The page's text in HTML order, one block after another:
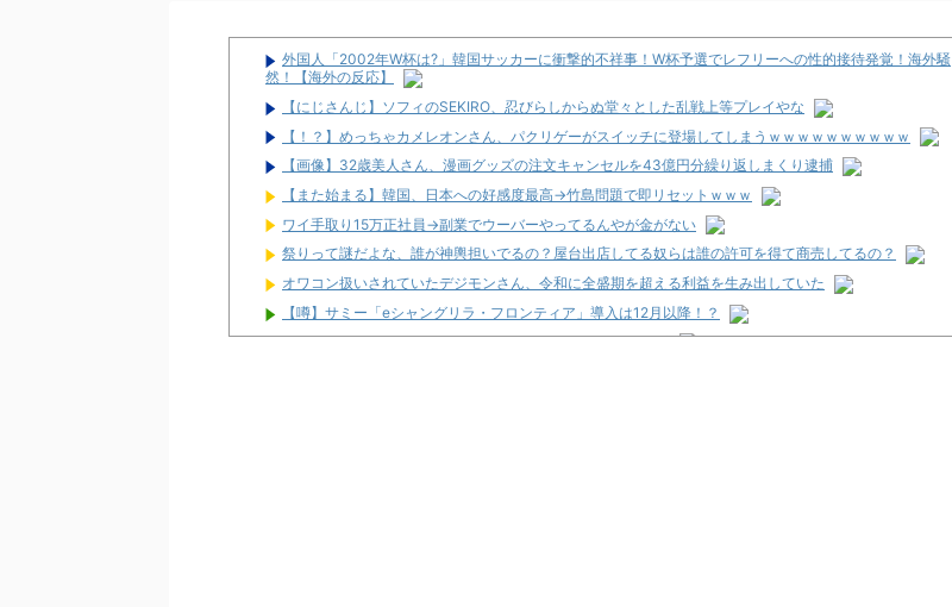
外国人「2002年W杯は?」韓国サッカーに衝撃的不祥事！W杯予選でレフリーへの性的接待発覚！海外騒
然！【海外の反応】
【にじさんじ】ソフィのSEKIRO、忍びらしからぬ堂々とした乱戦上等プレイやな
【！？】めっちゃカメレオンさん、パクリゲーがスイッチに登場してしまうｗｗｗｗｗｗｗｗｗｗ
【画像】32歳美人さん、漫画グッズの注文キャンセルを43億円分繰り返しまくり逮捕
【また始まる】韓国、日本への好感度最高→竹島問題で即リセットｗｗｗ
ワイ手取り15万正社員→副業でウーバーやってるんやが金がない
祭りって謎だよな、誰が神輿担いでるの？屋台出店してる奴らは誰の許可を得て商売してるの？
オワコン扱いされていたデジモンさん、令和に全盛期を超える利益を生み出していた
【噂】サミー「eシャングリラ・フロンティア」導入は12月以降！？
パチンコ台欲しさに白タク行為をした82歳の無職の男を逮捕